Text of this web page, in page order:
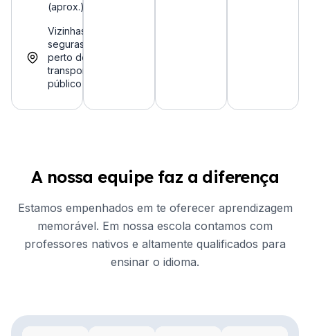
(aprox.)
Vizinhas
seguras,
perto de
transporte
público
A nossa equipe faz a diferença
Estamos empenhados em te oferecer aprendizagem
memorável. Em nossa escola contamos com
professores nativos e altamente qualificados para
ensinar o idioma.